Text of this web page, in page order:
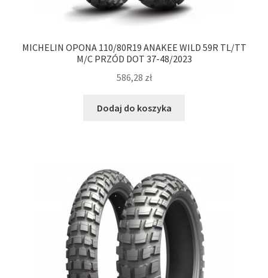
MICHELIN OPONA 110/80R19 ANAKEE WILD 59R TL/TT
M/C PRZÓD DOT 37-48/2023
586,28 zł
Dodaj do koszyka